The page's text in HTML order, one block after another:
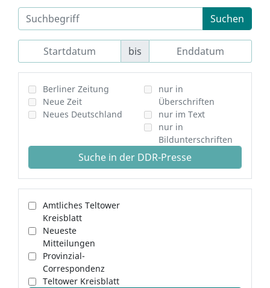
Suchen
bis
Berliner Zeitung
Neue Zeit
Neues Deutschland
nur in
Überschriften
nur im Text
nur in
Bildunterschriften
Suche in der DDR-Presse
Amtliches Teltower
Kreisblatt
Neueste
Mitteilungen
Provinzial-
Correspondenz
Teltower Kreisblatt